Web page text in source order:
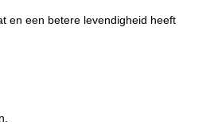
en een betere levendigheid heeft